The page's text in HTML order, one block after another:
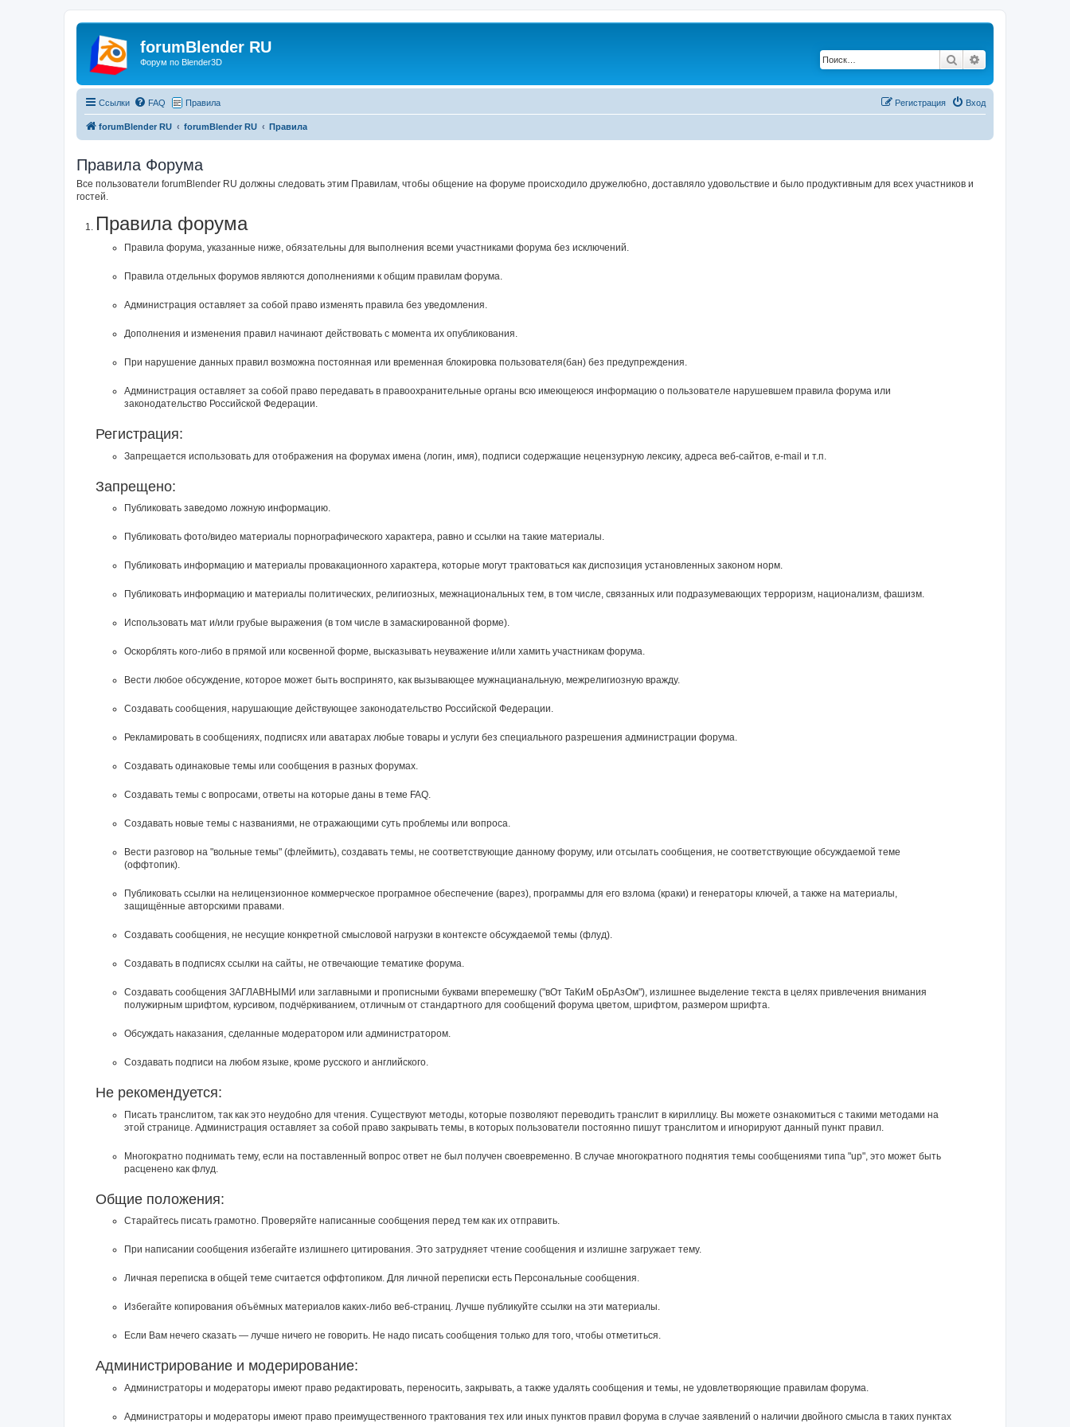
forumBlender RU
Форум по Blender3D Поиск
Ссылки FAQ Правила Вход
Регистрация
forumBlender RU forumBlender RU Правила
Правила Форума
Все пользователи forumBlender RU должны следовать этим Правилам, чтобы общение на форуме происходило дружелюбно, доставляло удовольствие и было продуктивным для всех участников и
гостей.
Правила форума
Правила форума, указанные ниже, обязательны для выполнения всеми участниками форума без исключений.
Правила отдельных форумов являются дополнениями к общим правилам форума.
Администрация оставляет за собой право изменять правила без уведомления.
Дополнения и изменения правил начинают действовать с момента их опубликования.
При нарушение данных правил возможна постоянная или временная блокировка пользователя(бан) без предупреждения.
Администрация оставляет за собой право передавать в правоохранительные органы всю имеющеюся информацию о пользователе нарушевшем правила форума или
законодательство Российской Федерации.
Регистрация:
Запрещается использовать для отображения на форумах имена (логин, имя), подписи содержащие нецензурную лексику, адреса веб-сайтов, e-mail и т.п.
Запрещено:
Публиковать заведомо ложнyю инфоpмацию.
Публиковать фото/видео материалы порнографического характера, равно и ссылки на такие материалы.
Публиковать инфоpмацию и материалы провакационного характера, которые могут трактоваться как диспозиция установленных законом норм.
Публиковать информацию и материалы политических, религиозных, межнациональных тем, в том числе, связанных или подразумевающих терроризм, национализм, фашизм.
Использовать мат и/или грубые выражения (в том числе в замаскированной форме).
Оскорблять кого-либо в прямой или косвенной форме, высказывать неуважение и/или хамить участникам форума.
Вести любое обсуждение, которое может быть воспринято, как вызывающее мужнацианальную, межрелигиозную вражду.
Создавать сообщения, наpyшающие действyющее законодательство Российской Федерации.
Рекламировать в сообщениях, подписях или аватарах любые товары и услуги без специального разрешения администрации форума.
Создавать одинаковые темы или сообщения в разных форумах.
Создавать темы с вопросами, ответы на которые даны в теме FAQ.
Создавать новые темы с названиями, не отражающими суть проблемы или вопроса.
Вести разговор на "вольные темы" (флеймить), создавать темы, не соответствующие данному форуму, или отсылать сообщения, не соответствующие обсуждаемой теме
(оффтопик).
Публиковать ссылки на нелицензионное коммерческое програмное обеспечение (варез), программы для его взлома (краки) и генераторы ключей, а также на материалы,
защищённые авторскими правами.
Создавать сообщения, не несущие конкретной смысловой нагрузки в контексте обсуждаемой темы (флуд).
Создавать в подписях ссылки на сайты, не отвечающие тематике форума.
Cоздавать сообщения ЗАГЛАВНЫМИ или заглавными и прописными буквами вперемешку ("вОт ТаКиМ оБрАзОм"), излишнее выделение текста в целях привлечения внимания
полужирным шрифтом, курсивом, подчёркиванием, отличным от стандартного для сообщений форума цветом, шрифтом, размером шрифта.
Обсуждать наказания, сделанные модератором или администратором.
Создавать подписи на любом языке, кроме русского и английского.
Не рекомендуется:
Писать транслитом, так как это неудобно для чтения. Существуют методы, которые позволяют переводить транслит в кириллицу. Вы можете ознакомиться с такими методами на
этой странице. Администрация оставляет за собой право закрывать темы, в которых пользователи постоянно пишут транслитом и игнорируют данный пункт правил.
Многократно поднимать тему, если на поставленный вопрос ответ не был получен своевременно. В случае многократного поднятия темы сообщениями типа "up", это может быть
расценено как флуд.
Общие положения:
Старайтесь писать грамотно. Проверяйте написанные сообщения перед тем как их отправить.
При написании сообщения избегайте излишнего цитирования. Это затрудняет чтение сообщения и излишне загружает тему.
Личная переписка в общей теме считается оффтопиком. Для личной переписки есть Персональные сообщения.
Избегайте копирования объёмных материалов каких-либо веб-страниц. Лучше публикуйте ссылки на эти материалы.
Если Вам нечего сказать — лучше ничего не говорить. Не надо писать сообщения только для того, чтобы отметиться.
Администрирование и модерирование:
Администраторы и модераторы имеют право редактировать, переносить, закрывать, а также удалять сообщения и темы, не удовлетворяющие правилам форума.
Администраторы и модераторы имеют право преимущественного трактования тех или иных пунктов правил форума в случае заявлений о наличии двойного смысла в таких пунктах